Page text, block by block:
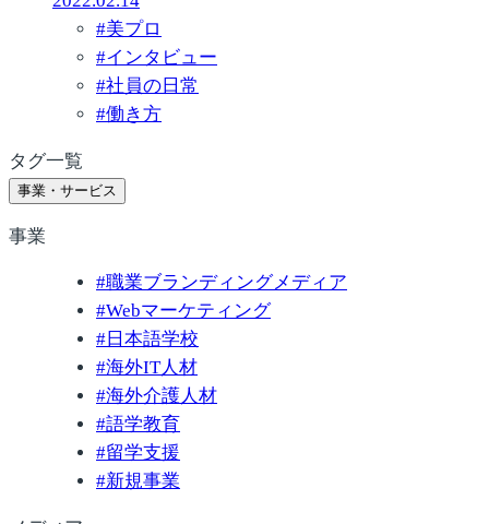
#美プロ
#インタビュー
#社員の日常
#働き方
タグ一覧
事業・サービス
事業
#職業ブランディングメディア
#Webマーケティング
# 日本語学校
#海外IT人材
#海外介護人材
#語学教育
#留学支援
#新規事業